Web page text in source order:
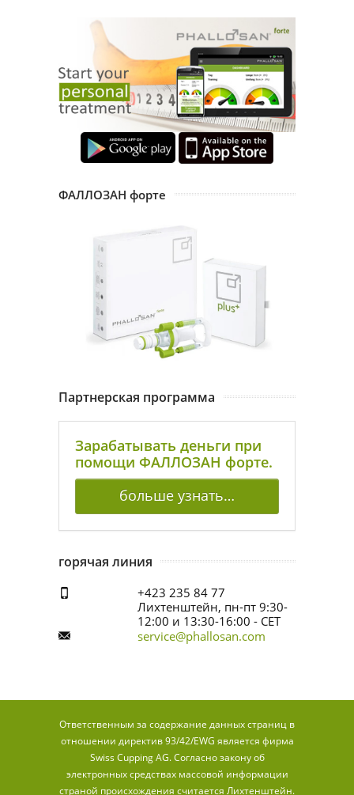
ФАЛЛОЗАН форте
Партнерская программа
Зарабатывать деньги при
помощи ФАЛЛОЗАН форте.
больше узнать…
горячая линия
+423 235 84 77
Лихтенштейн, пн-пт 9:30-
12:00 и 13:30-16:00 - CET
service@phallosan.com
Ответственным за содержание данных страниц в
отношении директив 93/42/EWG является фирма
Swiss Cupping AG. Согласно закону об
электронных средствах массовой информации
страной происхождения считается Лихтенштейн.